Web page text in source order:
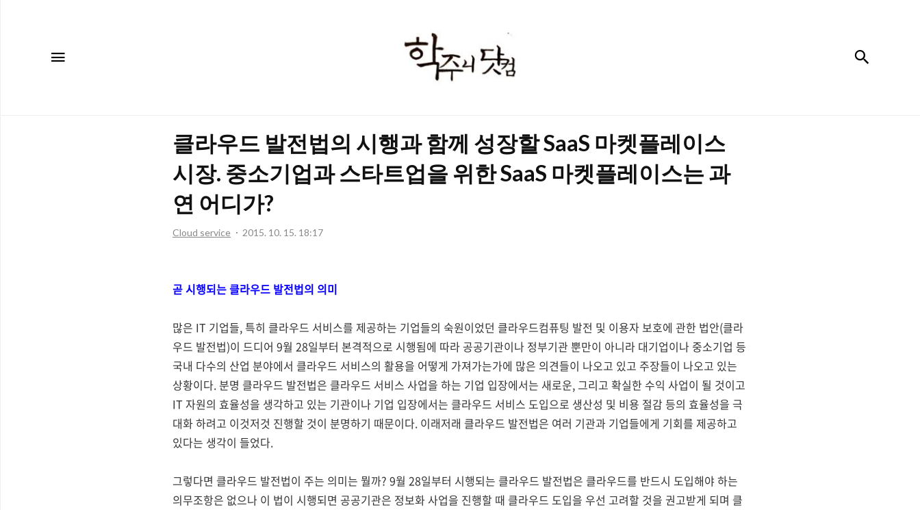
주
닷
컴
클라우드 발전법의 시행과 함께 성장할 SaaS 마켓플레이스
시장. 중소기업과 스타트업을 위한 SaaS 마켓플레이스는 과
연 어디가?
Cloud service 2015. 10. 15. 18:17
곧 시행되는 클라우드 발전법의 의미
많은 IT 기업들, 특히 클라우드 서비스를 제공하는 기업들의 숙원이었던 클라우드컴퓨팅 발전 및 이용자 보호에 관한 법안(클라
우드 발전법)이 드디어 9월 28일부터 본격적으로 시행됨에 따라 공공기관이나 정부기관 뿐만이 아니라 대기업이나 중소기업 등
국내 다수의 산업 분야에서 클라우드 서비스의 활용을 어떻게 가져가는가에 많은 의견들이 나오고 있고 주장들이 나오고 있는
상황이다. 분명 클라우드 발전법은 클라우드 서비스 사업을 하는 기업 입장에서는 새로운, 그리고 확실한 수익 사업이 될 것이고
IT 자원의 효율성을 생각하고 있는 기관이나 기업 입장에서는 클라우드 서비스 도입으로 생산성 및 비용 절감 등의 효율성을 극
대화 하려고 이것저것 진행할 것이 분명하기 때문이다. 이래저래 클라우드 발전법은 여러 기관과 기업들에게 기회를 제공하고
있다는 생각이 들었다.
그렇다면 클라우드 발전법이 주는 의미는 뭘까? 9월 28일부터 시행되는 클라우드 발전법은 클라우드를 반드시 도입해야 하는
의무조항은 없으나 이 법이 시행되면 공공기관은 정보화 사업을 진행할 때 클라우드 도입을 우선 고려할 것을 권고받게 되며 클